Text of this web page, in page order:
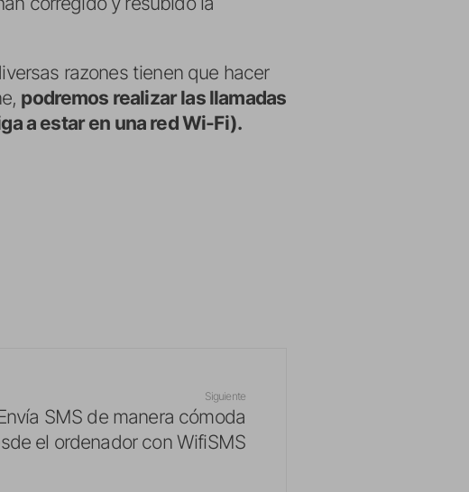
razones tienen que hacer
podremos realizar las llamadas
a estar en una red Wi-Fi).
Siguiente
SMS de manera cómoda
el ordenador con WifiSMS